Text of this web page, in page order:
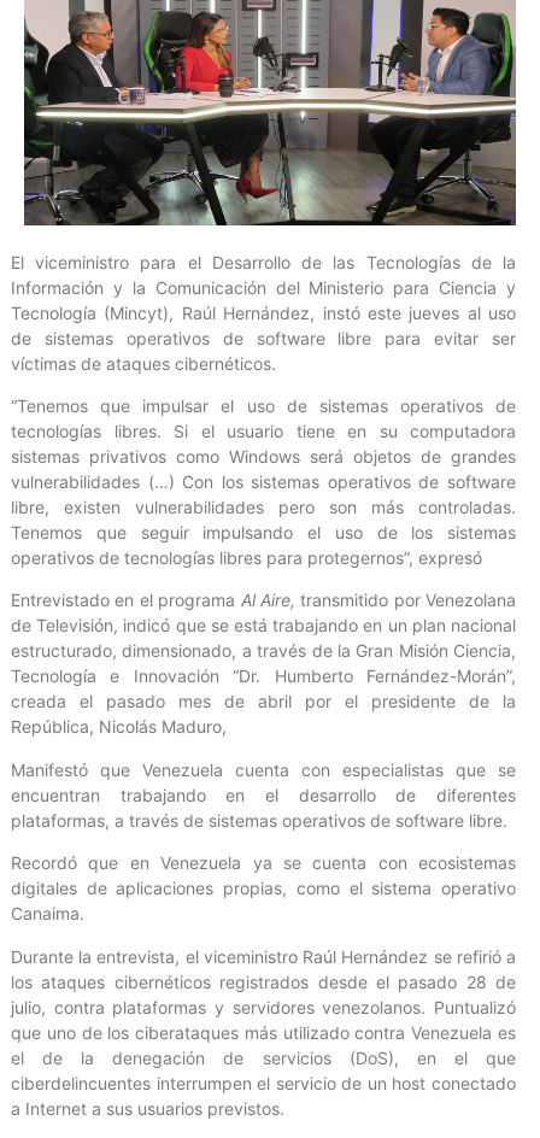
El viceministro para el Desarrollo de las Tecnologías de la
Información y la Comunicación del Ministerio para Ciencia y
Tecnología (Mincyt), Raúl Hernández, instó este jueves al uso
de sistemas operativos de software libre para evitar ser
víctimas de ataques cibernéticos.
“Tenemos que impulsar el uso de sistemas operativos de
tecnologías libres. Si el usuario tiene en su computadora
sistemas privativos como Windows será objetos de grandes
vulnerabilidades (…) Con los sistemas operativos de software
libre, existen vulnerabilidades pero son más controladas.
Tenemos que seguir impulsando el uso de los sistemas
operativos de tecnologías libres para protegernos”, expresó
Entrevistado en el programa Al Aire, transmitido por Venezolana
de Televisión, indicó que se está trabajando en un plan nacional
estructurado, dimensionado, a través de la Gran Misión Ciencia,
Tecnología e Innovación “Dr. Humberto Fernández-Morán”,
creada el pasado mes de abril por el presidente de la
República, Nicolás Maduro,
Manifestó que Venezuela cuenta con especialistas que se
encuentran trabajando en el desarrollo de diferentes
plataformas, a través de sistemas operativos de software libre.
Recordó que en Venezuela ya se cuenta con ecosistemas
digitales de aplicaciones propias, como el sistema operativo
Canaima.
Durante la entrevista, el viceministro Raúl Hernández se refirió a
los ataques cibernéticos registrados desde el pasado 28 de
julio, contra plataformas y servidores venezolanos. Puntualizó
que uno de los ciberataques más utilizado contra Venezuela es
el de la denegación de servicios (DoS), en el que
ciberdelincuentes interrumpen el servicio de un host conectado
a Internet a sus usuarios previstos.